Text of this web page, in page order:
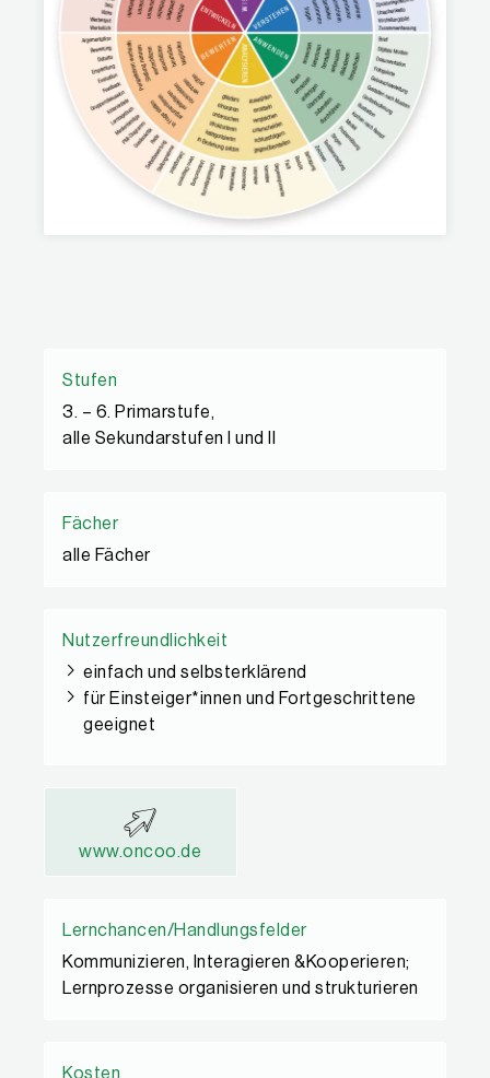
Stufen
3. – 6. Primarstufe,
alle Sekundarstufen I und II
Fächer
alle Fächer
Nutzerfreundlichkeit
einfach und selbsterklärend
für Einsteiger*innen und Fortgeschrittene
geeignet
www.oncoo.de
Lernchancen/Handlungsfelder
Kommunizieren, Interagieren &Kooperieren;
Lernprozesse organisieren und strukturieren
Kosten